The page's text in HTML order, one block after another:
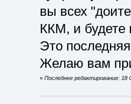
вы всех
ККМ, и
Это
Желаю вам
« Последнее редактирование: